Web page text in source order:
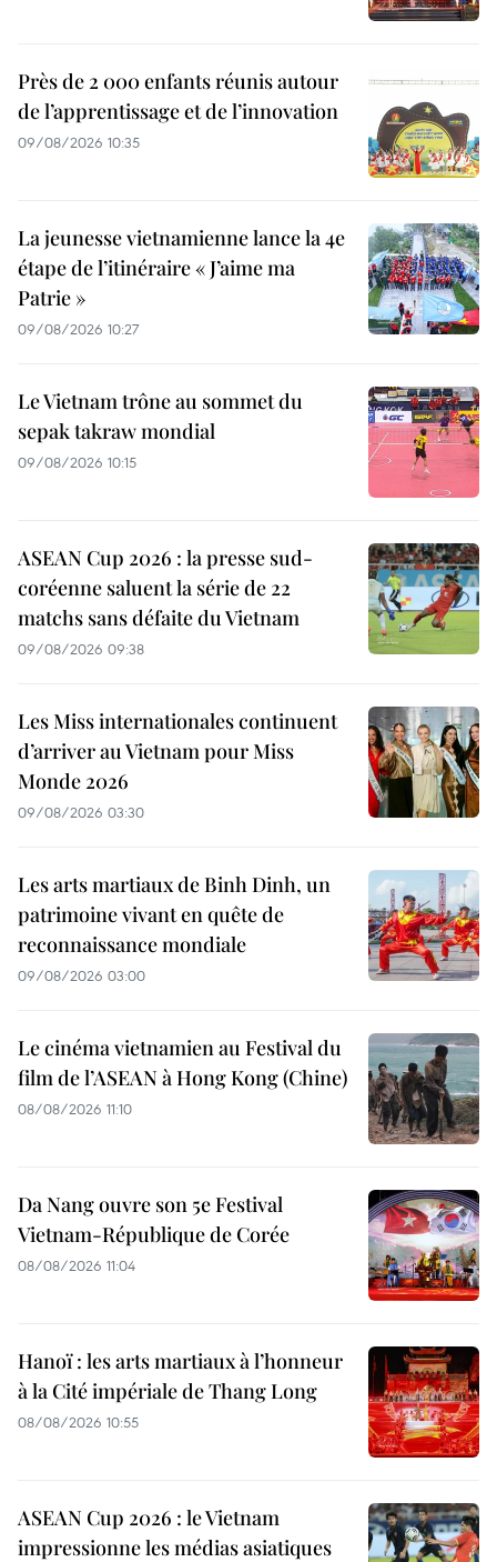
Près de 2 000 enfants réunis autour
de l’apprentissage et de l’innovation
09/08/2026 10:35
La jeunesse vietnamienne lance la 4e
étape de l’itinéraire « J’aime ma
Patrie »
09/08/2026 10:27
Le Vietnam trône au sommet du
sepak takraw mondial
09/08/2026 10:15
ASEAN Cup 2026 : la presse sud-
coréenne saluent la série de 22
matchs sans défaite du Vietnam
09/08/2026 09:38
Les Miss internationales continuent
d’arriver au Vietnam pour Miss
Monde 2026
09/08/2026 03:30
Les arts martiaux de Binh Dinh, un
patrimoine vivant en quête de
reconnaissance mondiale
09/08/2026 03:00
Le cinéma vietnamien au Festival du
film de l’ASEAN à Hong Kong (Chine)
08/08/2026 11:10
Da Nang ouvre son 5e Festival
Vietnam-République de Corée
08/08/2026 11:04
Hanoï : les arts martiaux à l’honneur
à la Cité impériale de Thang Long
08/08/2026 10:55
ASEAN Cup 2026 : le Vietnam
impressionne les médias asiatiques